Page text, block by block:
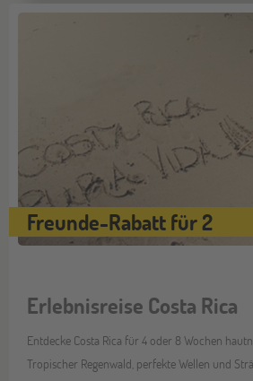
Freunde-Rabatt für 2
Erlebnisreise Costa Rica
Entdecke Costa Rica für 4 oder 8 Wochen
Tropischer Regenwald, perfekte Wellen und